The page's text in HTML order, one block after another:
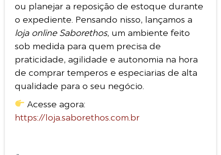
ou planejar a reposição de estoque durante
o expediente. Pensando nisso, lançamos a
loja online Saborethos, um ambiente feito
sob medida para quem precisa de
praticidade, agilidade e autonomia na hora
de comprar temperos e especiarias de alta
qualidade para o seu negócio.
Acesse agora:
https://loja.saborethos.com.br